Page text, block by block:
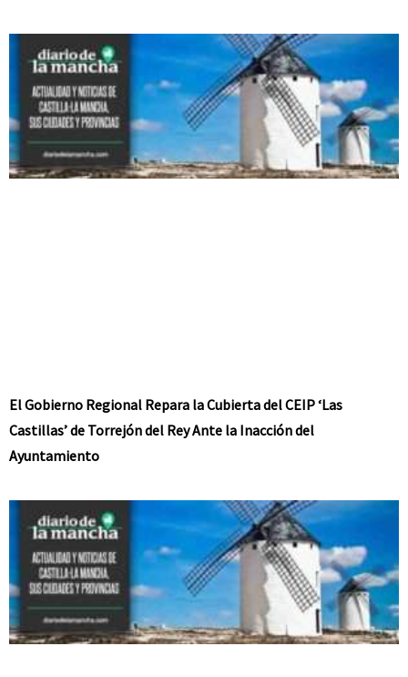
El Gobierno Regional Repara la Cubierta del CEIP ‘Las
Castillas’ de Torrejón del Rey Ante la Inacción del
Ayuntamiento